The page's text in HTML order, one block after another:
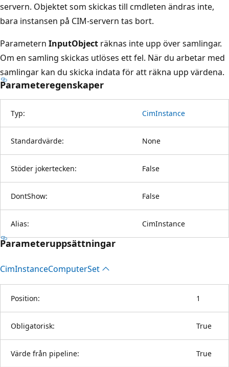
servern. Objektet som skickas till cmdleten ändras inte,
bara instansen på CIM-servern tas bort.
Parametern InputObject räknas inte upp över samlingar.
Om en samling skickas utlöses ett fel. När du arbetar med
samlingar kan du skicka indata för att räkna upp värdena.
Parameteregenskaper
Typ: CimInstance
Standardvärde: None
Stöder jokertecken: False
DontShow: False
Alias: CimInstance
Parameteruppsättningar
CimInstanceComputerSet
Position: 1
Obligatorisk: True
Värde från pipeline: True